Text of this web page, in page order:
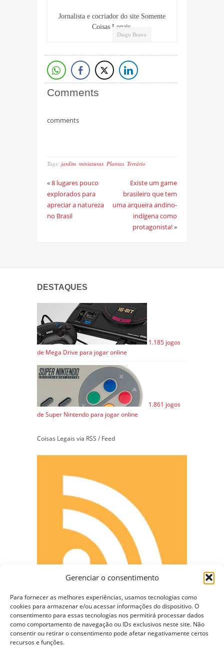
Gerenciar o consentimento
Para fornecer as melhores experiências, usamos tecnologias como
cookies para armazenar e/ou acessar informações do dispositivo. O
consentimento para essas tecnologias nos permitirá processar dados
como comportamento de navegação ou IDs exclusivos neste site. Não
consentir ou retirar o consentimento pode afetar negativamente certos
recursos e funções.
Diego Bravo
Jornalista e cocriador do site Somente
Coisas Legais.
Comments
comments
Tags: jardim, miniaturas, Plantas, Terrário
«8 lugares pouco
explorados para
apreciar a natureza
no Brasil
Existe um game
brasileiro que tem
uma arqueira andino-
indígena como
protagonista!»
DESTAQUES
1.185 jogos
de Mega Drive para jogar online
1.861 jogos
de Super Nintendo para jogar online
Coisas Legais via RSS / Feed
CONECTE-SE